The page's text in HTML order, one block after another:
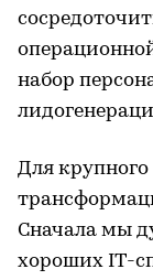
набор
Для
Сначала мы
хороших IT-